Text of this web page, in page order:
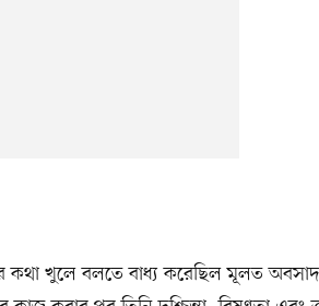
কথা খুলে বলতে বাধ্য করেছিল মূলত অবসাদ।